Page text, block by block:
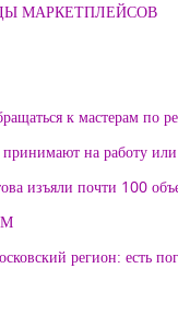
МАРКЕТПЛЕЙСОВ
к мастерам по
на работу
изъяли почти 100
регион: есть